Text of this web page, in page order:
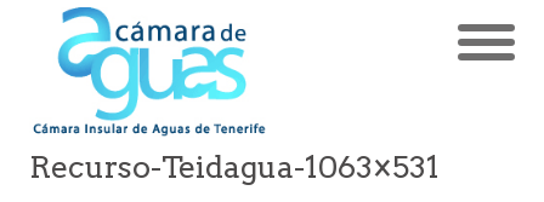
Recurso-Teidagua-1063×531